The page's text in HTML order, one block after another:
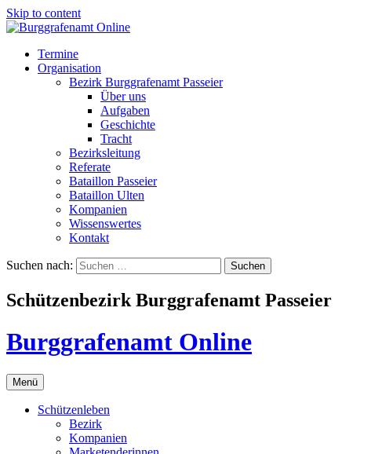
Skip to content
Termine
Organisation
Bezirk Burggrafenamt Passeier
Über uns
Aufgaben
Geschichte
Tracht
Bezirksleitung
Referate
Bataillon Passeier
Bataillon Ulten
Kompanien
Wissenswertes
Kontakt
Suchen nach:
Schützenbezirk Burggrafenamt Passeier
Burggrafenamt Online
Menü
Schützenleben
Bezirk
Kompanien